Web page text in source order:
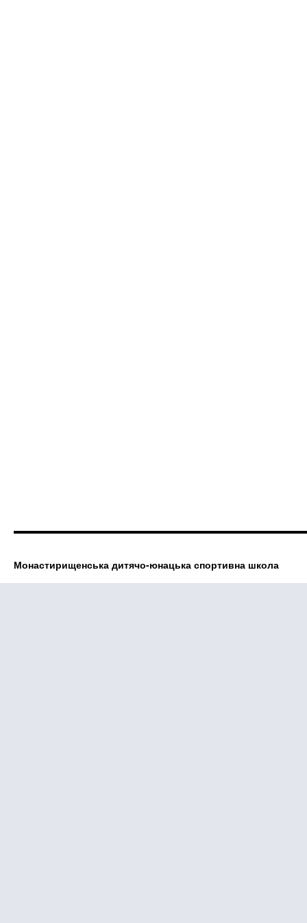
Монастирищенська дитячо-юнацька спортивна школа